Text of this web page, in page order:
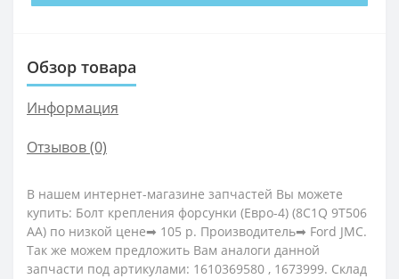
Обзор товара
Информация
Отзывов (0)
В нашем интернет-магазине запчастей Вы можете
купить: Болт крепления форсунки (Евро-4) (8C1Q 9T506
AA) по низкой цене➡ 105 р. Производитель➡ Ford JMC.
Так же можем предложить Вам аналоги данной
запчасти под артикулами: 1610369580 , 1673999. Склад